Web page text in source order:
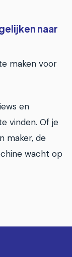
naar
maken voor
en
vinden. Of je
maker, de
wacht op